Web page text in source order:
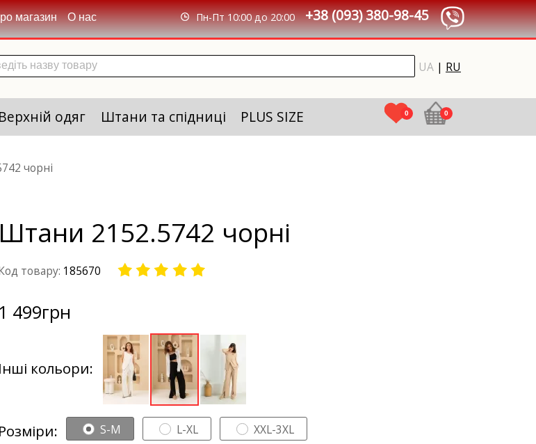
магазин О нас +38 (093) 380-98-45
Пн-Пт 10:00 до 20:00
UA | RU
Верхній одяг Штани та спідниці PLUS SIZE 0 0
чорні
Штани 2152.5742 чорні
товару: 185670
1 499грн
Інші кольори:
Розміри: S-M L-XL XXL-3XL